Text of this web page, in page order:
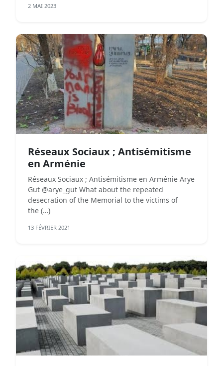
2 MAI 2023
Réseaux Sociaux ; Antisémitisme
en Arménie
Réseaux Sociaux ; Antisémitisme en Arménie Arye
Gut @arye_gut What about the repeated
desecration of the Memorial to the victims of
the (…)
13 FÉVRIER 2021